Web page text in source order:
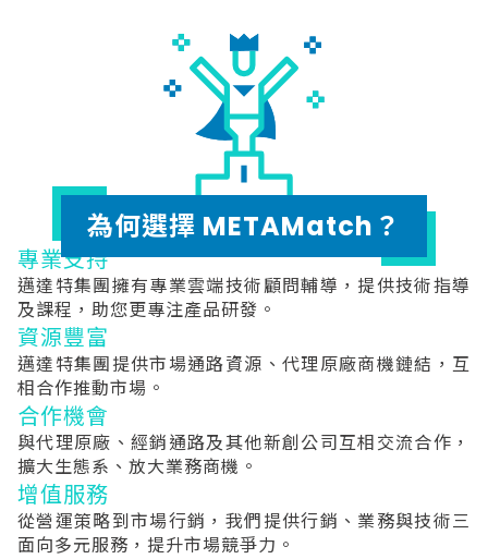
為何選擇 METAMatch？
專業支持
邁達特集團擁有專業雲端技術顧問輔導，提供技術指導
及課程，助您更專注產品研發。
資源豐富
邁達特集團提供市場通路資源、代理原廠商機鏈結，互
相合作推動市場。
合作機會
與代理原廠、經銷通路及其他新創公司互相交流合作，
擴大生態系、放大業務商機。
增值服務
從營運策略到市場行銷，我們提供行銷、業務與技術三
面向多元服務，提升市場競爭力。